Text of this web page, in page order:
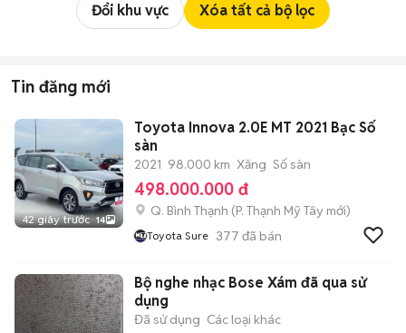
Đổi khu vực Xóa tất cả bộ lọc
Tin đăng mới
42 giây trước 14
Toyota Innova 2.0E MT 2021 Bạc Số
sàn
2021 98.000 km Xăng Số sàn
498.000.000 đ
Q. Bình Thạnh (P. Thạnh Mỹ Tây mới)
Toyota Sure 377 đã bán
Bộ nghe nhạc Bose Xám đã qua sử
dụng
Đã sử dụng Các loại khác